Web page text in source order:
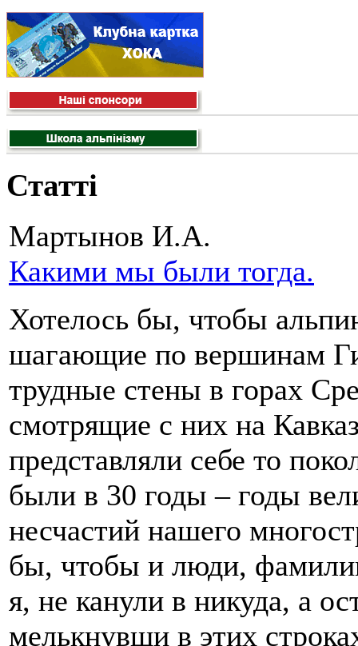
Статті
Мартынов И.А.
Какими мы были тогда.
Хотелось бы, чтобы
шагающие по вершинам
трудные стены в горах
смотрящие с них на
представляли себе то
были в 30 годы – годы
несчастий нашего
бы, чтобы и люди,
я, не канули в никуда, а
мелькнувши в этих